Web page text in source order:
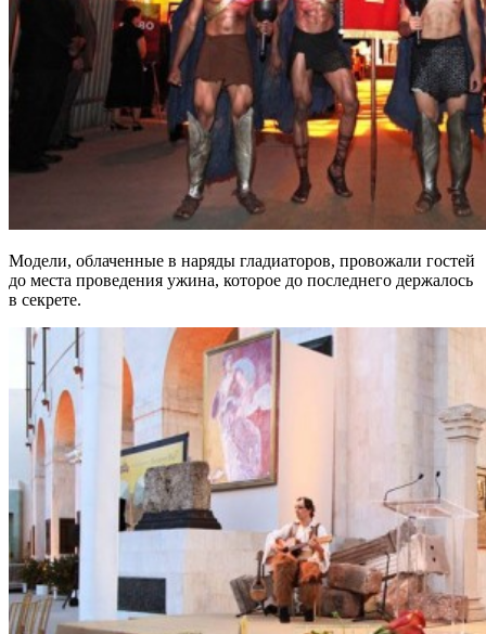
Модели, облаченные в наряды гладиаторов, провожали гостей
до места проведения ужина, которое до последнего держалось
в секрете.